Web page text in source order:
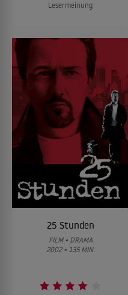
Lesermeinung
25 Stunden
FILM • DRAMA
2002 • 135 MIN.